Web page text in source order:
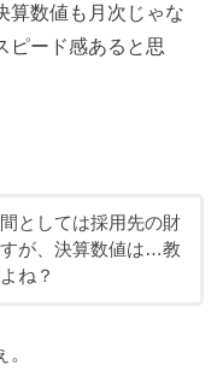
算数値も月次じゃな
ピード感あると思
としては採用先の財
が、決算数値は…教
ね？